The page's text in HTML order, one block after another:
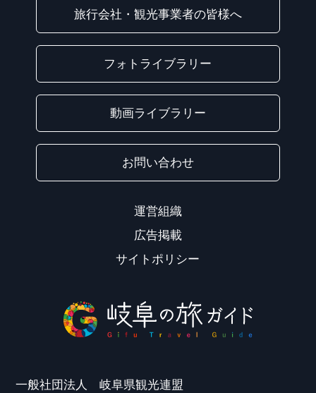
旅行会社・観光事業者の皆様へ
フォトライブラリー
動画ライブラリー
お問い合わせ
運営組織
広告掲載
サイトポリシー
一般社団法人 岐阜県観光連盟